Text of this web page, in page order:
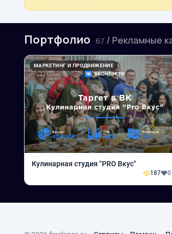
Портфолио · 67 / Рекламные
МАРКЕТИНГ И ПРОДВИЖЕНИЕ
Кулинарная студия "PRO Вкус"
187 0